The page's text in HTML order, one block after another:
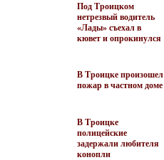
Под Троицком
нетрезвый водитель
«Лады» съехал в
кювет и опрокинулся
В Троицке произошел
пожар в частном доме
В Троицке
полицейские
задержали любителя
конопли